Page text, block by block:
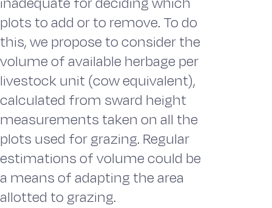
plots to add or to remove. To do
this, we propose to consider the
volume of available herbage per
livestock unit (cow equivalent),
calculated from sward height
measurements taken on all the
plots used for grazing. Regular
estimations of volume could be
a means of adapting the area
allotted to grazing.